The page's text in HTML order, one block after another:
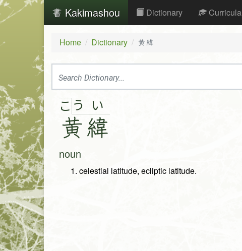
Kakimashou Dictionary Curricula
Home Dictionary 黄緯
こ う
黄
い
緯
noun
celestial latitude, ecliptic latitude.